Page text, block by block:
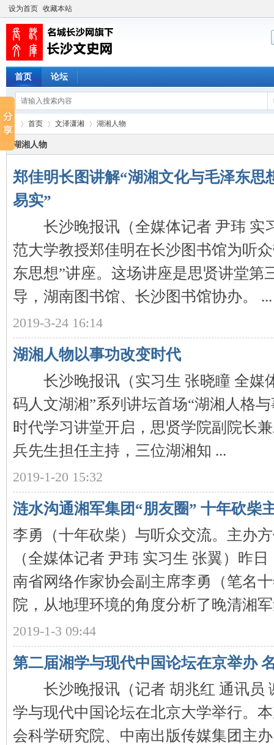
设为首页 收藏本站
首页 论坛
长 ›
首页
›
文泽潇湘
›
湖湘人物
湖湘人物
郑佳明长图讲解“湖湘文化与毛泽东思
易实”
长沙晚报讯（全媒体记者 尹玮 实
范大学教授郑佳明在长沙图书馆为听
东思想”讲座。这场讲座是思贤讲堂第
导，湖南图书馆、长沙图书馆协办。 ...
2019-3-24 16:14
湖湘人物以事功改变时代
长沙晚报讯（实习生 张晓瞳 全媒
码人文湖湘”系列讲坛首场“湖湘人格
时代学习讲堂开启，思贤学院副院长
兵先生担任主持，三位湖湘知 ...
2019-1-20 15:32
涟水沟通湘军集团“朋友圈” 十年砍柴
李勇（十年砍柴）与听众交流。主办
（全媒体记者 尹玮 实习生 张翼）昨
南省网络作家协会副主席李勇（笔名
院，从地理环境的角度分析了晚清湘
2019-1-3 09:44
第二届湘学与现代中国论坛在京举办
长沙晚报讯（记者 胡兆红 通讯员
学与现代中国论坛在北京大学举行。
会科学研究院、中南出版传媒集团主